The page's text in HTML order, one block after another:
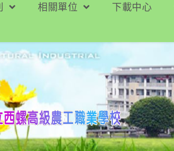
相關單位 下載中心